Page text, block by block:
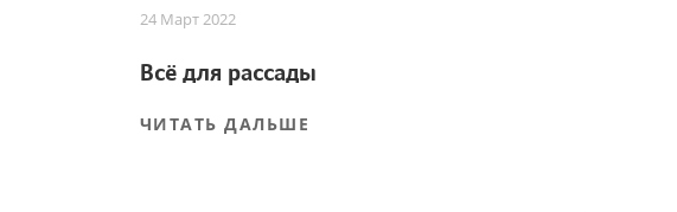
24 Март 2022
Всё для рассады
ЧИТАТЬ ДАЛЬШЕ